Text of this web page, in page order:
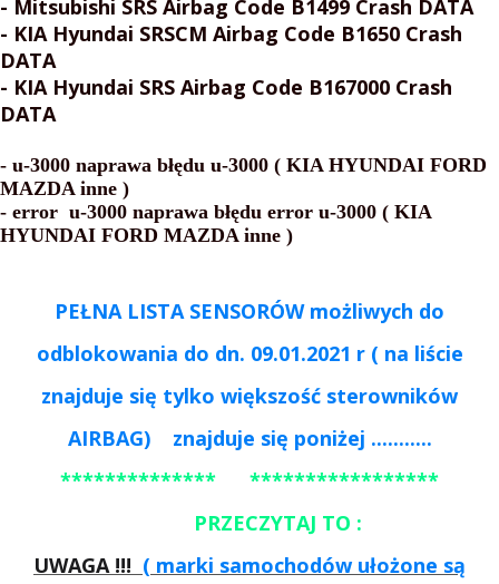
- Mitsubishi SRS Airbag Code B1499 Crash DATA
- KIA Hyundai SRSCM Airbag Code B1650 Crash
DATA
- KIA Hyundai SRS Airbag Code B167000 Crash
DATA
- u-3000 naprawa błędu u-3000 ( KIA HYUNDAI FORD
MAZDA inne )
- error u-3000 naprawa błędu error u-3000 ( KIA
HYUNDAI FORD MAZDA inne )
PEŁNA LISTA SENSORÓW możliwych do
odblokowania do dn. 09.01.2021 r ( na liście
znajduje się tylko większość sterowników
AIRBAG) znajduje się poniżej ...........
************** *****************
PRZECZYTAJ TO :
UWAGA !!! ( marki samochodów ułożone są